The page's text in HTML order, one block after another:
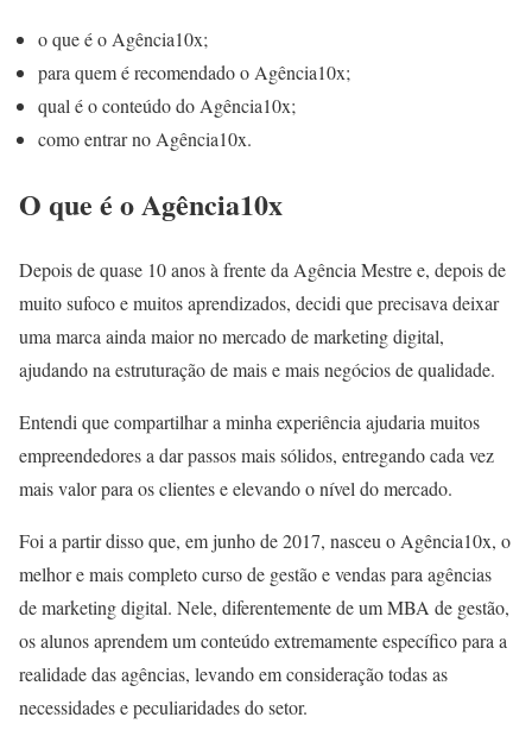
o que é o Agência10x;
para quem é recomendado o Agência10x;
qual é o conteúdo do Agência10x;
como entrar no Agência10x.
O que é o Agência10x
Depois de quase 10 anos à frente da Agência Mestre e, depois de
muito sufoco e muitos aprendizados, decidi que precisava deixar
uma marca ainda maior no mercado de marketing digital,
ajudando na estruturação de mais e mais negócios de qualidade.
Entendi que compartilhar a minha experiência ajudaria muitos
empreendedores a dar passos mais sólidos, entregando cada vez
mais valor para os clientes e elevando o nível do mercado.
Foi a partir disso que, em junho de 2017, nasceu o Agência10x, o
melhor e mais completo curso de gestão e vendas para agências
de marketing digital. Nele, diferentemente de um MBA de gestão,
os alunos aprendem um conteúdo extremamente específico para a
realidade das agências, levando em consideração todas as
necessidades e peculiaridades do setor.